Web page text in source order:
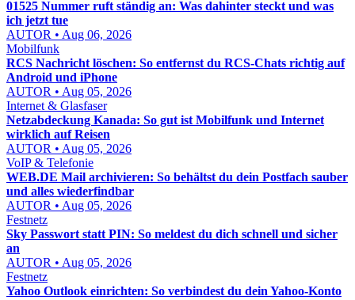
01525 Nummer ruft ständig an: Was dahinter steckt und was
ich jetzt tue
AUTOR • Aug 06, 2026
Mobilfunk
RCS Nachricht löschen: So entfernst du RCS-Chats richtig auf
Android und iPhone
AUTOR • Aug 05, 2026
Internet & Glasfaser
Netzabdeckung Kanada: So gut ist Mobilfunk und Internet
wirklich auf Reisen
AUTOR • Aug 05, 2026
VoIP & Telefonie
WEB.DE Mail archivieren: So behältst du dein Postfach sauber
und alles wiederfindbar
AUTOR • Aug 05, 2026
Festnetz
Sky Passwort statt PIN: So meldest du dich schnell und sicher
an
AUTOR • Aug 05, 2026
Festnetz
Yahoo Outlook einrichten: So verbindest du dein Yahoo-Konto